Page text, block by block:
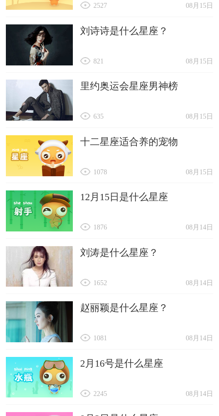
08月15日
2527
刘诗诗是什么星座？
08月15日
821
里约奥运会星座男神榜
08月15日
635
十二星座适合养的宠物
08月15日
1078
12月15日是什么星座
08月14日
1876
刘涛是什么星座？
08月14日
1652
赵丽颖是什么星座？
08月14日
1081
2月16号是什么星座
08月14日
2245